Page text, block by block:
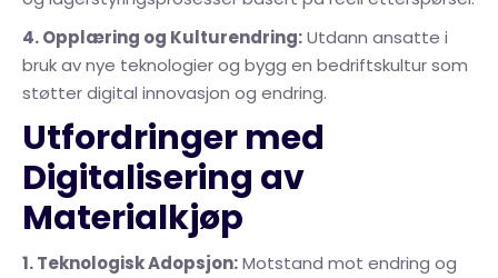
4. Opplæring og Kulturendring:Utdann ansatte i
bruk av nye teknologier og bygg en bedriftskultur som
støtter digital innovasjon og endring.
Utfordringer med
Digitalisering av
Materialkjøp
1. Teknologisk Adopsjon:Motstand mot endring og